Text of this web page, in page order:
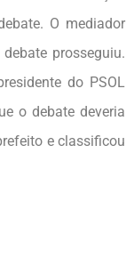
O mediador
prosseguiu.
do PSOL
o debate deveria
e classificou